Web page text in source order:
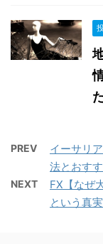
PREV
イーサリ
法とおす
NEXT
FX【なぜ
という真実